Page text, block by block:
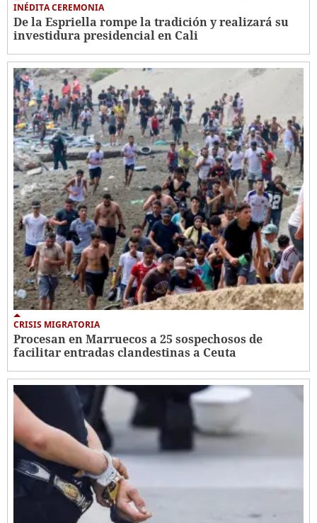
INÉDITA CEREMONIA
De la Espriella rompe la tradición y realizará su
investidura presidencial en Cali
CRISIS MIGRATORIA
Procesan en Marruecos a 25 sospechosos de
facilitar entradas clandestinas a Ceuta